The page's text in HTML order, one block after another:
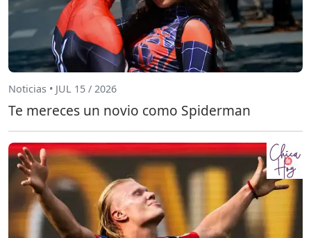
Noticias • JUL 15 / 2026
Te mereces un novio como Spiderman